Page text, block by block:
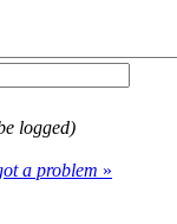
logged)
a problem »